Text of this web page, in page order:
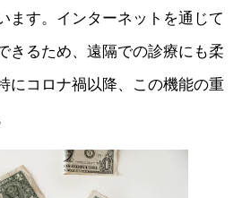
ます。インターネットを通じて
きるため、遠隔での診療にも柔
にコロナ禍以降、この機能の重